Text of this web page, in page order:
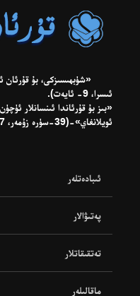
ئىسرا، 9- ئايەت).
«بىز بۇ قۇرئاندا ئىنسانلار
ئويلانغاي»-(39-سۈرە زۇمەر، 27- ئايەت).
ئىبادەتلەر
پەتىۋالار
تەتقىقاتلار
ماقالىلەر